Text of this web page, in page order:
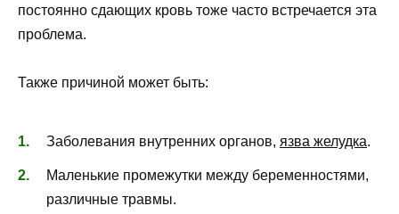
постоянно сдающих кровь тоже часто встречается эта
проблема.
Также причиной может быть:
Заболевания внутренних органов, язва желудка.
Маленькие промежутки между беременностями,
различные травмы.